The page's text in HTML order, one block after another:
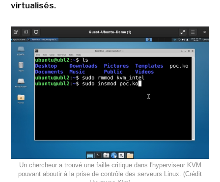
virtualisés.
Un chercheur a trouvé une faille critique dans l'hyperviseur KVM
pouvant aboutir à la prise de contrôle des serveurs Linux. (Crédit